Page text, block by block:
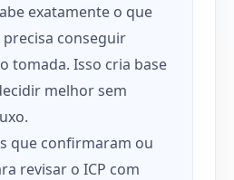
exatamente o que
conseguir
tomada. Isso cria base
melhor sem
que confirmaram ou
revisar o ICP com